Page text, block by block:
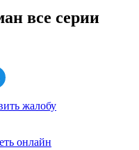
все серии
жалобу